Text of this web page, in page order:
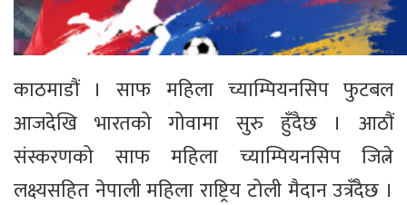
काठमाडौं । साफ महिला च्याम्पियनसिप फुटबल
आजदेखि भारतको गोवामा सुरु हुँदैछ । आठौं
संस्करणको साफ महिला च्याम्पियनसिप जित्ने
लक्ष्यसहित नेपाली महिला राष्ट्रिय टोली मैदान उत्रँदैछ ।